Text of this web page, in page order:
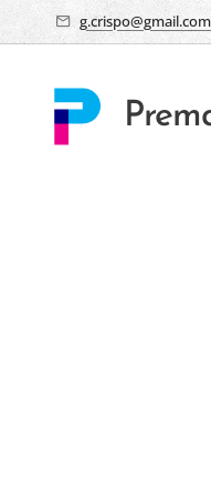
g.crispo@gmail.com